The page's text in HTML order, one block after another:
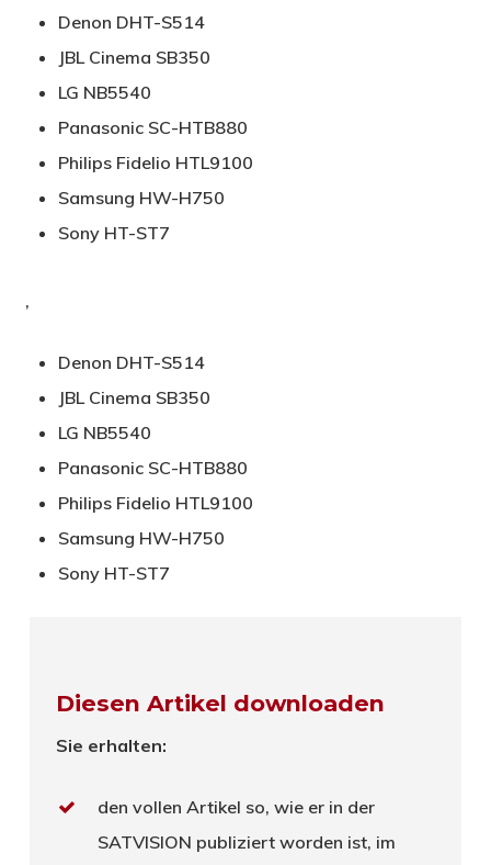
Denon DHT-S514
JBL Cinema SB350
LG NB5540
Panasonic SC-HTB880
Philips Fidelio HTL9100
Samsung HW-H750
Sony HT-ST7
,
Denon DHT-S514
JBL Cinema SB350
LG NB5540
Panasonic SC-HTB880
Philips Fidelio HTL9100
Samsung HW-H750
Sony HT-ST7
Diesen Artikel downloaden
Sie erhalten:
den vollen Artikel so, wie er in der
SATVISION publiziert worden ist, im